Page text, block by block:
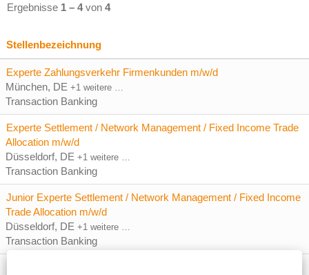
Ergebnisse 1 – 4von 4
Stellenbezeichnung
Experte Zahlungsverkehr Firmenkunden m/w/d
München, DE +1 weitere …
Transaction Banking
Experte Settlement / Network Management / Fixed Income Trade
Allocation m/w/d
Düsseldorf, DE +1 weitere …
Transaction Banking
Junior Experte Settlement / Network Management / Fixed Income
Trade Allocation m/w/d
Düsseldorf, DE +1 weitere …
Transaction Banking